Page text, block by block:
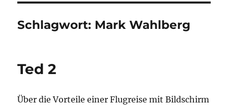
Schlagwort: Mark Wahlberg
Ted 2
Über die Vorteile einer Flugreise mit Bildschirm